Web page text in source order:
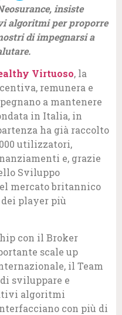
insiste
algoritmi per proporre
di impegnarsi a
Virtuoso, la
remunera e
a mantenere
in Italia, in
ha già raccolto
utilizzatori,
e, grazie
Sviluppo
mercato britannico
player più
con il Broker
scale up
il Team
sviluppare e
algoritmi
con più di